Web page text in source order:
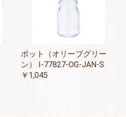
ポット（オリーブグリー
ン） I-77827-OG-JAN-S
￥1,045